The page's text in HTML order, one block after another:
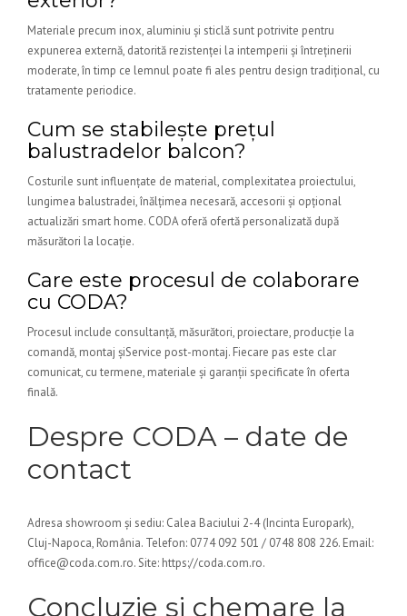
Materiale precum inox, aluminiu și sticlă sunt potrivite pentru
expunerea externă, datorită rezistenței la intemperii și întreținerii
moderate, în timp ce lemnul poate fi ales pentru design tradițional, cu
tratamente periodice.
Cum se stabilește prețul
balustradelor balcon?
Costurile sunt influențate de material, complexitatea proiectului,
lungimea balustradei, înălțimea necesară, accesorii și opțional
actualizări smart home. CODA oferă ofertă personalizată după
măsurători la locație.
Care este procesul de colaborare
cu CODA?
Procesul include consultanță, măsurători, proiectare, producție la
comandă, montaj șiService post-montaj. Fiecare pas este clar
comunicat, cu termene, materiale și garanții specificate în oferta
finală.
Despre CODA – date de
contact
Adresa showroom și sediu: Calea Baciului 2-4 (Incinta Europark),
Cluj-Napoca, România. Telefon: 0774 092 501 / 0748 808 226. Email:
office@coda.com.ro. Site: https://coda.com.ro.
Concluzie și chemare la